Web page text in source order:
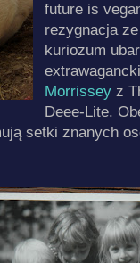
future is
rezygnacja
kuriozum
Morrissey z
Deee-Lite.
setki znanych